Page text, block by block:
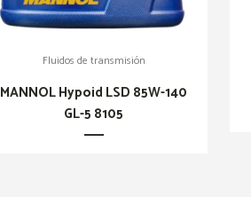
Fluidos de transmisión
MANNOL Hypoid LSD 85W-140
GL-5 8105